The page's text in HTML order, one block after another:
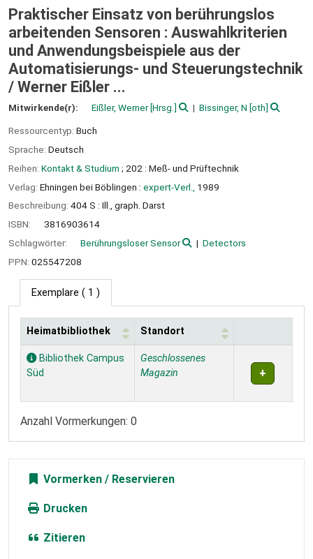
Praktischer Einsatz von berührungslos
arbeitenden Sensoren : Auswahlkriterien
und Anwendungsbeispiele aus der
Automatisierungs- und Steuerungstechnik
/ Werner Eißler ...
Mitwirkende(r): Eißler, Werner[Hrsg.] Bissinger, N [oth]
Ressourcentyp: Buch
Sprache: Deutsch
Reihen: Kontakt & Studium ; 202 : Meß- und Prüftechnik
Verlag: Ehningen bei Böblingen : expert-Verl.,
1989
Beschreibung: 404 S : Ill., graph. Darst
ISBN:
3816903614
Schlagwörter:
Berührungsloser Sensor
Detectors
PPN: 025547208
Exemplare ( 1 )
Exemplare
Heimatbibliothek Standort
Bibliothek Campus
Süd
Geschlossenes
Magazin
Anzahl Vormerkungen: 0
Vormerken
Drucken
Zitieren